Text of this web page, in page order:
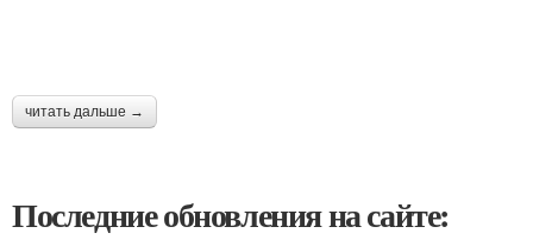
читать дальше →
Последние обновления на сайте: